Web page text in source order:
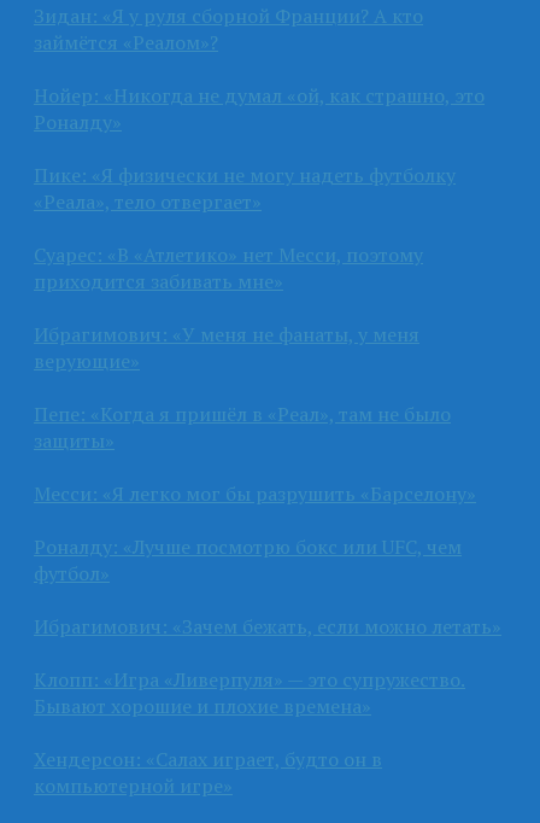
Зидан: «Я у руля сборной Франции? А кто
займётся «Реалом»?
Нойер: «Никогда не думал «ой, как страшно, это
Роналду»
Пике: «Я физически не могу надеть футболку
«Реала», тело отвергает»
Суарес: «В «Атлетико» нет Месси, поэтому
приходится забивать мне»
Ибрагимович: «У меня не фанаты, у меня
верующие»
Пепе: «Когда я пришёл в «Реал», там не было
защиты»
Месси: «Я легко мог бы разрушить «Барселону»
Роналду: «Лучше посмотрю бокс или UFC, чем
футбол»
Ибрагимович: «Зачем бежать, если можно летать»
Клопп: «Игра «Ливерпуля» — это супружество.
Бывают хорошие и плохие времена»
Хендерсон: «Салах играет, будто он в
компьютерной игре»